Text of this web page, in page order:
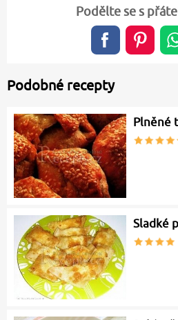
Podělte se s
Podobné recepty
Plněné
Sladké